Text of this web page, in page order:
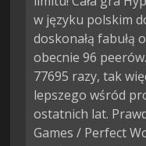
w języku polskim
doskonałą fabułą
obecnie 96
77695 razy, tak
lepszego wśród
ostatnich lat.
Games / Perfect